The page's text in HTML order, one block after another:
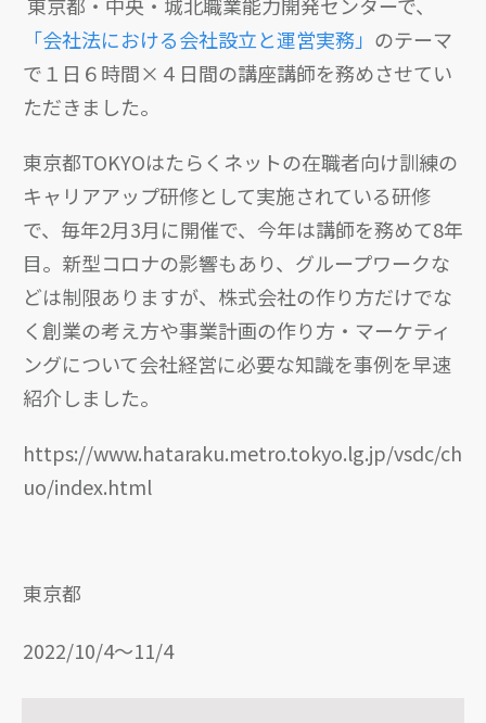
「会社法における会社設立と運営実務」 のテーマ
で１日６時間×４日間の講座講師を務めさせてい
ただきました。
東京都TOKYOはたらくネットの在職者向け訓練の
キャリアアップ研修として実施されている研修
で、毎年2月3月に開催で、今年は講師を務めて8年
目。新型コロナの影響もあり、グループワークな
どは制限ありますが、株式会社の作り方だけでな
く創業の考え方や事業計画の作り方・マーケティ
ングについて会社経営に必要な知識を事例を早速
紹介しました。
https://www.hataraku.metro.tokyo.lg.jp/vsdc/ch
uo/index.html
東京都
2022/10/4〜11/4